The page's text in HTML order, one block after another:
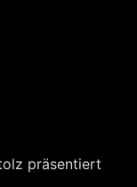
präsentiert